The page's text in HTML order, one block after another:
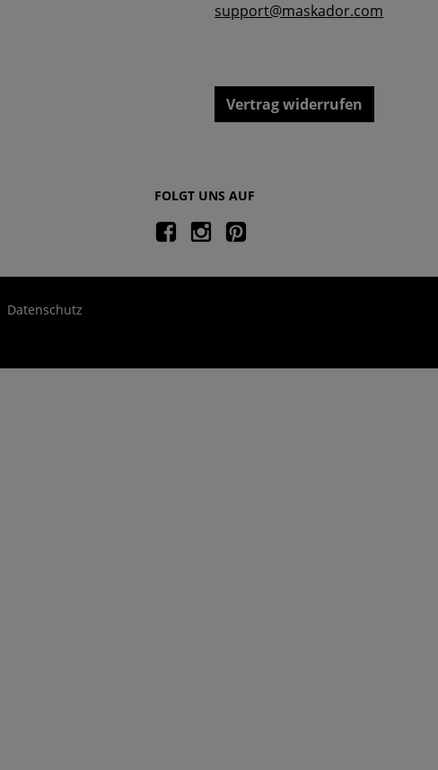
support@maskador.com
Vertrag widerrufen
FOLGT UNS AUF
Datenschutz